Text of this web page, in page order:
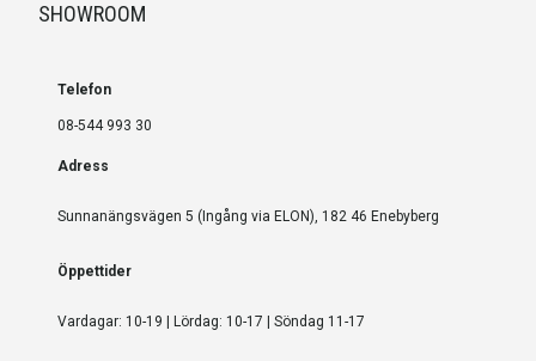
SHOWROOM
Telefon
08-544 993 30
Adress
Sunnanängsvägen 5 (Ingång via ELON), 182 46 Enebyberg
Öppettider
Vardagar: 10-19 | Lördag: 10-17 | Söndag 11-17